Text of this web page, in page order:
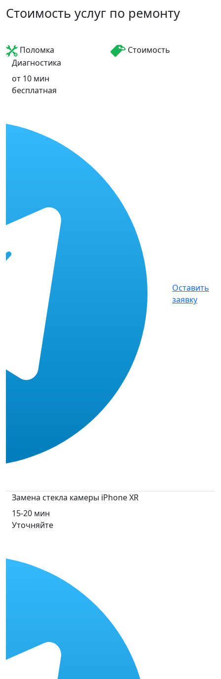
Стоимость услуг по ремонту
Поломка
Стоимость
Диагностика
бесплатная
от 10 мин
Оставить
заявку
Замена стекла камеры iPhone XR
Уточняйте
15-20 мин